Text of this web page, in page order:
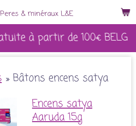
& minéraux L&E
à partir de 100€ BELG
» Bâtons encens satya
Encens satya
Aaruda 15g